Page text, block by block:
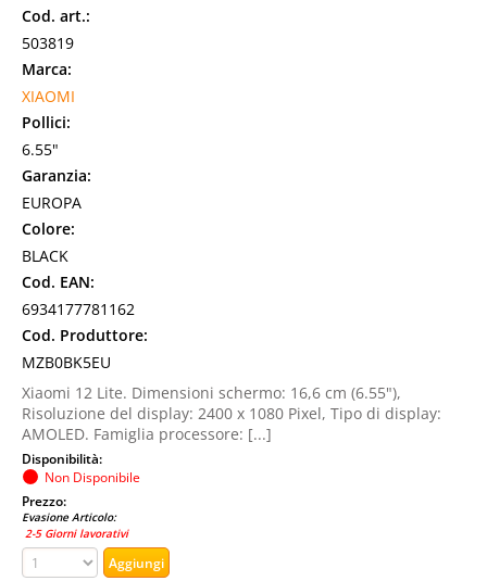
Cod. art.:
503819
Marca:
XIAOMI
Pollici:
6.55"
Garanzia:
EUROPA
Colore:
BLACK
Cod. EAN:
6934177781162
Cod. Produttore:
MZB0BK5EU
Xiaomi 12 Lite. Dimensioni schermo: 16,6 cm (6.55"),
Risoluzione del display: 2400 x 1080 Pixel, Tipo di display:
AMOLED. Famiglia processore: [...]
Disponibilità:
Non Disponibile
Prezzo:
Evasione Articolo:
2-5 Giorni lavorativi